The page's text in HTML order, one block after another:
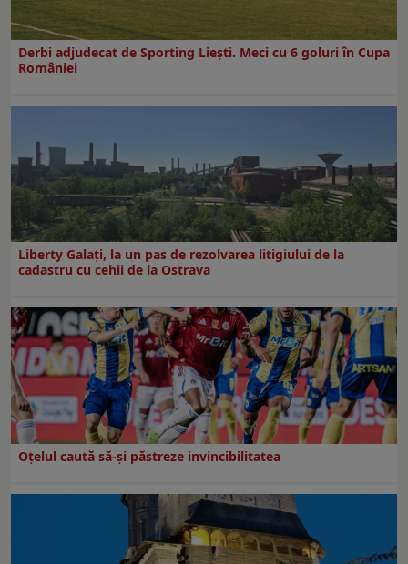
Derbi adjudecat de Sporting Liești. Meci cu 6 goluri în Cupa
României
Liberty Galați, la un pas de rezolvarea litigiului de la
cadastru cu cehii de la Ostrava
Oțelul caută să-și păstreze invincibilitatea